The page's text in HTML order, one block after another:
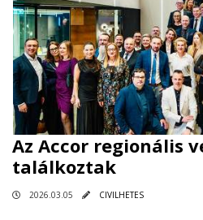
Az Accor regionális
találkoztak
2026.03.05 CIVILHETES